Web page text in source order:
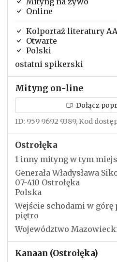
Online
Kolportaż literatury AA
Otwarte
Polski
ostatni spikerski
Mityng on-line
Dołącz
ID: 959 9692 9389, Kod
Ostrołęka
1 inny mityng w tym
Generała Władysława
07-410 Ostrołęka
Polska
Wejście schodami w
piętro
Województwo
Kanaan (Ostrołęka)